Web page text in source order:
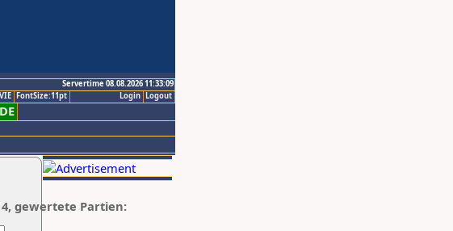
Servertime 08.08.2026 11:33:09
Logout
Login
VIE FontSize:11pt
gewertete Partien: